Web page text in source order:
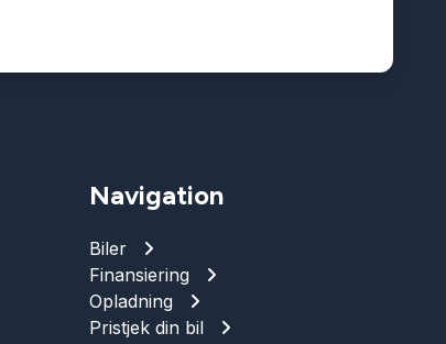
Navigation
Biler
Finansiering
Opladning
Pristjek din bil